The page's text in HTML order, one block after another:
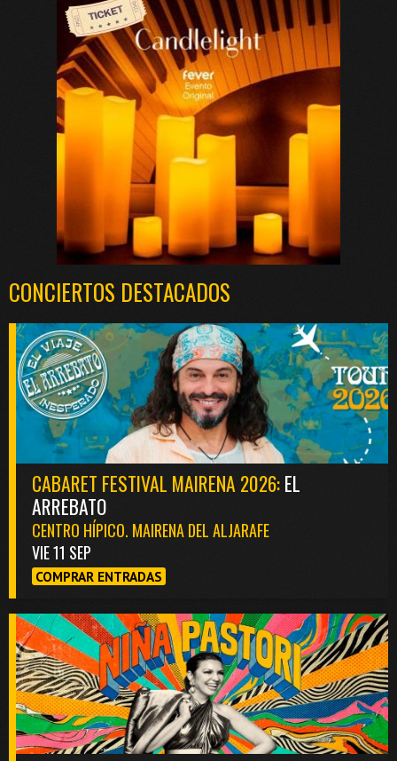
CONCIERTOS DESTACADOS
CABARET FESTIVAL MAIRENA 2026:EL
ARREBATO
CENTRO HÍPICO. MAIRENA DEL ALJARAFE
VIE 11 SEP
COMPRAR ENTRADAS